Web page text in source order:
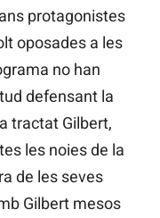
protagonistes
oposades a les
no han
defensant la
tractat Gilbert,
les noies de la
de les seves
Gilbert mesos